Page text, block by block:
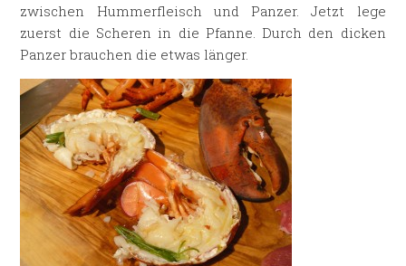
zwischen Hummerfleisch und Panzer. Jetzt lege
zuerst die Scheren in die Pfanne. Durch den dicken
Panzer brauchen die etwas länger.